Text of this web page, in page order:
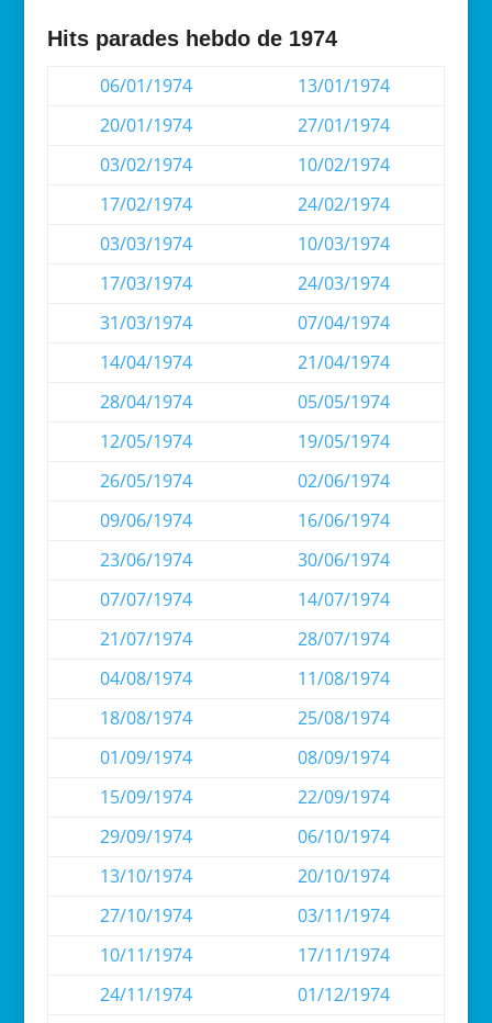
Hits parades hebdo de 1974
06/01/1974
13/01/1974
20/01/1974
27/01/1974
03/02/1974
10/02/1974
17/02/1974
24/02/1974
03/03/1974
10/03/1974
17/03/1974
24/03/1974
31/03/1974
07/04/1974
14/04/1974
21/04/1974
28/04/1974
05/05/1974
12/05/1974
19/05/1974
26/05/1974
02/06/1974
09/06/1974
16/06/1974
23/06/1974
30/06/1974
07/07/1974
14/07/1974
21/07/1974
28/07/1974
04/08/1974
11/08/1974
18/08/1974
25/08/1974
01/09/1974
08/09/1974
15/09/1974
22/09/1974
29/09/1974
06/10/1974
13/10/1974
20/10/1974
27/10/1974
03/11/1974
10/11/1974
17/11/1974
24/11/1974
01/12/1974